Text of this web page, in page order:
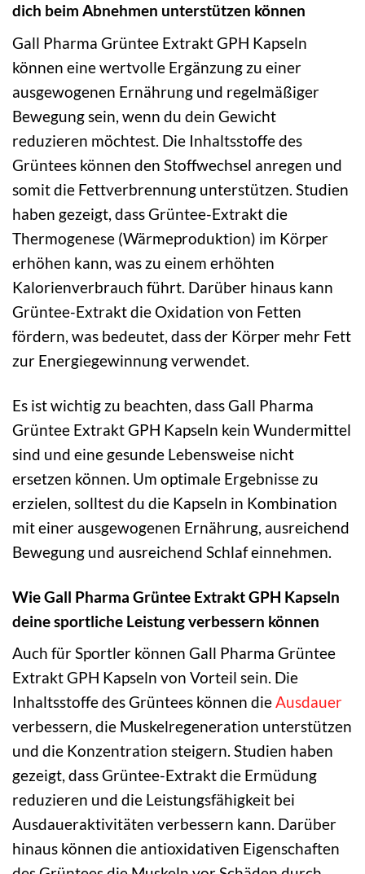
dich beim Abnehmen unterstützen können
Gall Pharma Grüntee Extrakt GPH Kapseln
können eine wertvolle Ergänzung zu einer
ausgewogenen Ernährung und regelmäßiger
Bewegung sein, wenn du dein Gewicht
reduzieren möchtest. Die Inhaltsstoffe des
Grüntees können den Stoffwechsel anregen und
somit die Fettverbrennung unterstützen. Studien
haben gezeigt, dass Grüntee-Extrakt die
Thermogenese (Wärmeproduktion) im Körper
erhöhen kann, was zu einem erhöhten
Kalorienverbrauch führt. Darüber hinaus kann
Grüntee-Extrakt die Oxidation von Fetten
fördern, was bedeutet, dass der Körper mehr Fett
zur Energiegewinnung verwendet.
Es ist wichtig zu beachten, dass Gall Pharma
Grüntee Extrakt GPH Kapseln kein Wundermittel
sind und eine gesunde Lebensweise nicht
ersetzen können. Um optimale Ergebnisse zu
erzielen, solltest du die Kapseln in Kombination
mit einer ausgewogenen Ernährung, ausreichend
Bewegung und ausreichend Schlaf einnehmen.
Wie Gall Pharma Grüntee Extrakt GPH Kapseln
deine sportliche Leistung verbessern können
Auch für Sportler können Gall Pharma Grüntee
Extrakt GPH Kapseln von Vorteil sein. Die
Inhaltsstoffe des Grüntees können dieAusdauer
verbessern, die Muskelregeneration unterstützen
und die Konzentration steigern. Studien haben
gezeigt, dass Grüntee-Extrakt die Ermüdung
reduzieren und die Leistungsfähigkeit bei
Ausdaueraktivitäten verbessern kann. Darüber
hinaus können die antioxidativen Eigenschaften